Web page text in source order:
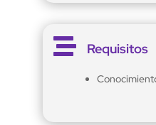
 Requisitos